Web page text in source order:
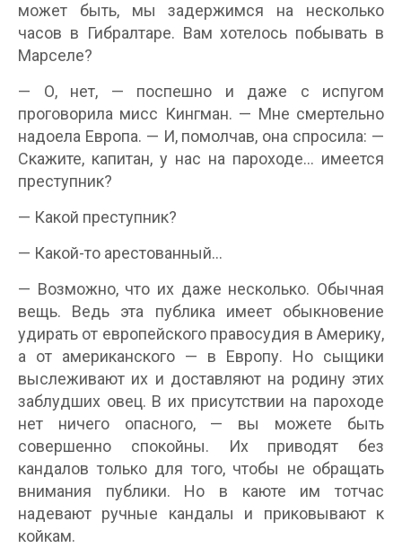
может быть, мы задержимся на несколько
часов в Гибралтаре. Вам хотелось побывать в
Марселе?
— О, нет, — поспешно и даже с испугом
проговорила мисс Кингман. — Мне смертельно
надоела Европа. — И, помолчав, она спросила: —
Скажите, капитан, у нас на пароходе… имеется
преступник?
— Какой преступник?
— Какой-то арестованный…
— Возможно, что их даже несколько. Обычная
вещь. Ведь эта публика имеет обыкновение
удирать от европейского правосудия в Америку,
а от американского — в Европу. Но сыщики
выслеживают их и доставляют на родину этих
заблудших овец. В их присутствии на пароходе
нет ничего опасного, — вы можете быть
совершенно спокойны. Их приводят без
кандалов только для того, чтобы не обращать
внимания публики. Но в каюте им тотчас
надевают ручные кандалы и приковывают к
койкам.